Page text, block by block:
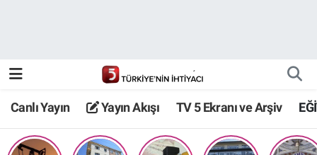
Canlı Yayın Yayın Akışı TV 5 Ekranı ve Arşiv
TV 5 Ekranı ve Arşiv